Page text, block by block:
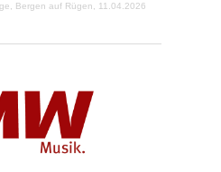
Bergen auf Rügen, 11.04.2026